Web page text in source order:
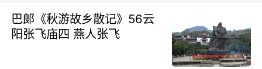
巴郞《秋游故乡散记》56云
阳张飞庙四 燕人张飞